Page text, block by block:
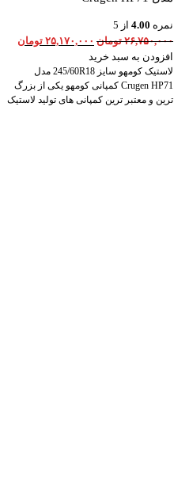
نمره 4.00 از 5
۲۶,۷۵۰,۰۰۰ تومان ۲۵,۱۷۰,۰۰۰ تومان
افزودن به سبد خرید
لاستیک کومهو سایز 245/60R18 مدل
Crugen HP71 کمپانی کومهو یکی از بزرگ
ترین و معتبر ترین کمپانی های تولید لاستیک